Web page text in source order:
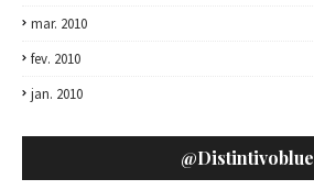
mar. 2010
fev. 2010
jan. 2010
@distintivoblue